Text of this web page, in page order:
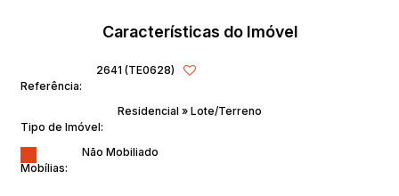
Características do Imóvel
Referência:
2641 (TE0628)
Tipo de Imóvel:
Residencial » Lote/Terreno
Mobílias:
Não Mobiliado